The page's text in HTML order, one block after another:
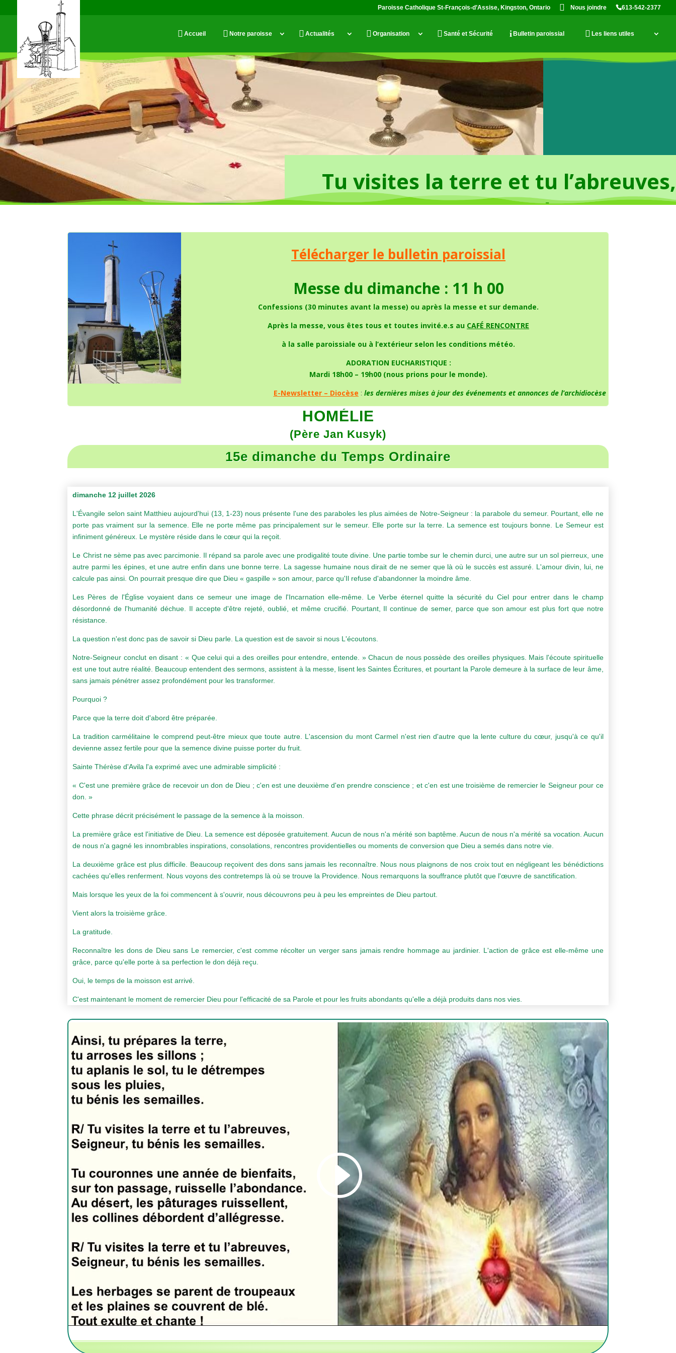
Paroisse Catholique St-François-d’Assise, Kingston, Ontario Nous joindre 613-542-2377
Accueil Notre paroisse Actualités Organisation Santé et Sécurité Bulletin paroissial Les liens utiles
Tu visites la terre et tu l’abreuves,
Seigneur,tu bénis les semailles
Télécharger le bulletin paroissial
Messe du dimanche : 11 h 00
Confessions (30 minutes avant la messe) ou après la messe et sur demande.
Après la messe, vous êtes tous et toutes invité.e.s au CAFÉ RENCONTRE
à la salle paroissiale ou à l’extérieur selon les conditions météo.
ADORATION EUCHARISTIQUE :
Mardi 18h00 – 19h00 (nous prions pour le monde).
E-Newsletter – Diocèse : les dernières mises à jour des événements et annonces de l’archidiocèse
HOMÉLIE
(Père Jan Kusyk)
15e dimanche du Temps Ordinaire
dimanche 12 juillet 2026
L'Évangile selon saint Matthieu aujourd'hui (13, 1-23) nous présente l'une des paraboles les plus aimées de Notre-Seigneur : la parabole du semeur. Pourtant, elle ne
porte pas vraiment sur la semence. Elle ne porte même pas principalement sur le semeur. Elle porte sur la terre. La semence est toujours bonne. Le Semeur est
infiniment généreux. Le mystère réside dans le cœur qui la reçoit.
Le Christ ne sème pas avec parcimonie. Il répand sa parole avec une prodigalité toute divine. Une partie tombe sur le chemin durci, une autre sur un sol pierreux, une
autre parmi les épines, et une autre enfin dans une bonne terre. La sagesse humaine nous dirait de ne semer que là où le succès est assuré. L'amour divin, lui, ne
calcule pas ainsi. On pourrait presque dire que Dieu « gaspille » son amour, parce qu'Il refuse d'abandonner la moindre âme.
Les Pères de l'Église voyaient dans ce semeur une image de l'Incarnation elle-même. Le Verbe éternel quitte la sécurité du Ciel pour entrer dans le champ
désordonné de l'humanité déchue. Il accepte d'être rejeté, oublié, et même crucifié. Pourtant, Il continue de semer, parce que son amour est plus fort que notre
résistance.
La question n'est donc pas de savoir si Dieu parle. La question est de savoir si nous L'écoutons.
Notre-Seigneur conclut en disant : « Que celui qui a des oreilles pour entendre, entende. » Chacun de nous possède des oreilles physiques. Mais l'écoute spirituelle
est une tout autre réalité. Beaucoup entendent des sermons, assistent à la messe, lisent les Saintes Écritures, et pourtant la Parole demeure à la surface de leur âme,
sans jamais pénétrer assez profondément pour les transformer.
Pourquoi ?
Parce que la terre doit d'abord être préparée.
La tradition carmélitaine le comprend peut-être mieux que toute autre. L'ascension du mont Carmel n'est rien d'autre que la lente culture du cœur, jusqu'à ce qu'il
devienne assez fertile pour que la semence divine puisse porter du fruit.
Sainte Thérèse d'Avila l'a exprimé avec une admirable simplicité :
« C'est une première grâce de recevoir un don de Dieu ; c'en est une deuxième d'en prendre conscience ; et c'en est une troisième de remercier le Seigneur pour ce
don. »
Cette phrase décrit précisément le passage de la semence à la moisson.
La première grâce est l'initiative de Dieu. La semence est déposée gratuitement. Aucun de nous n'a mérité son baptême. Aucun de nous n'a mérité sa vocation. Aucun
de nous n'a gagné les innombrables inspirations, consolations, rencontres providentielles ou moments de conversion que Dieu a semés dans notre vie.
La deuxième grâce est plus difficile. Beaucoup reçoivent des dons sans jamais les reconnaître. Nous nous plaignons de nos croix tout en négligeant les bénédictions
cachées qu'elles renferment. Nous voyons des contretemps là où se trouve la Providence. Nous remarquons la souffrance plutôt que l'œuvre de sanctification.
Mais lorsque les yeux de la foi commencent à s'ouvrir, nous découvrons peu à peu les empreintes de Dieu partout.
Vient alors la troisième grâce.
La gratitude.
Reconnaître les dons de Dieu sans Le remercier, c'est comme récolter un verger sans jamais rendre hommage au jardinier. L'action de grâce est elle-même une
grâce, parce qu'elle porte à sa perfection le don déjà reçu.
Oui, le temps de la moisson est arrivé.
C'est maintenant le moment de remercier Dieu pour l'efficacité de sa Parole et pour les fruits abondants qu'elle a déjà produits dans nos vies.